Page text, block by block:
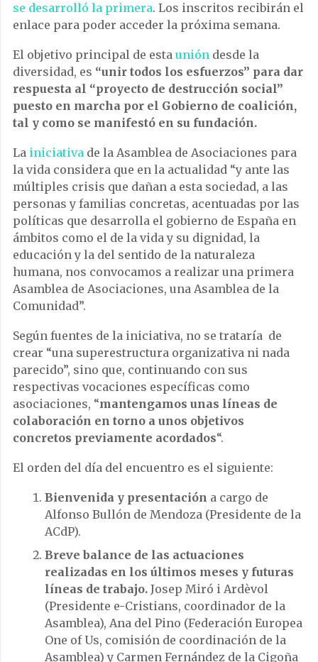
se desarrolló la primera. Los inscritos recibirán el
enlace para poder acceder la próxima semana.
El objetivo principal de esta unión desde la
diversidad, es “unir todos los esfuerzos” para dar
respuesta al “proyecto de destrucción social”
puesto en marcha por el Gobierno de coalición,
tal y como se manifestó en su fundación.
La iniciativa de la Asamblea de Asociaciones para
la vida considera que en la actualidad “y ante las
múltiples crisis que dañan a esta sociedad, a las
personas y familias concretas, acentuadas por las
políticas que desarrolla el gobierno de España en
ámbitos como el de la vida y su dignidad, la
educación y la del sentido de la naturaleza
humana, nos convocamos a realizar una primera
Asamblea de Asociaciones, una Asamblea de la
Comunidad”.
Según fuentes de la iniciativa, no se trataría de
crear “una superestructura organizativa ni nada
parecido”, sino que, continuando con sus
respectivas vocaciones específicas como
asociaciones, “mantengamos unas líneas de
colaboración en torno a unos objetivos
concretos previamente acordados“.
El orden del día del encuentro es el siguiente:
Bienvenida y presentación a cargo de
Alfonso Bullón de Mendoza (Presidente de la
ACdP).
Breve balance de las actuaciones
realizadas en los últimos meses y futuras
líneas de trabajo. Josep Miró i Ardèvol
(Presidente e-Cristians, coordinador de la
Asamblea), Ana del Pino (Federación Europea
One of Us, comisión de coordinación de la
Asamblea) y Carmen Fernández de la Cigoña